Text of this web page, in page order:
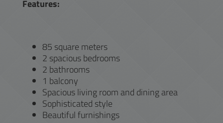
Features:
85 square meters
2 spacious bedrooms
2 bathrooms
1 balcony
Spacious living room and dining area
Sophisticated style
Beautiful furnishings